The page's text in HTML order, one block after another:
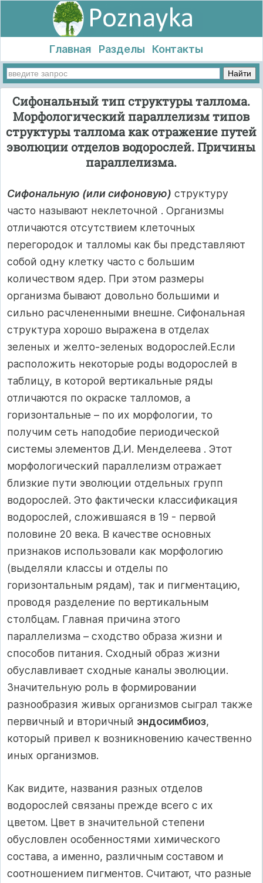
Главная Разделы Контакты
Сифональный тип структуры таллома.
Морфологический параллелизм типов
структуры таллома как отражение путей
эволюции отделов водорослей. Причины
параллелизма.
Сифональную (или сифоновую) структуру
часто называют неклеточной . Организмы
отличаются отсутствием клеточных
перегородок и талломы как бы представляют
собой одну клетку часто с большим
количеством ядер. При этом размеры
организма бывают довольно большими и
сильно расчлененными внешне. Сифональная
структура хорошо выражена в отделах
зеленых и желто-зеленых водорослей.Если
расположить некоторые роды водорослей в
таблицу, в которой вертикальные ряды
отличаются по окраске талломов, а
горизонтальные – по их морфологии, то
получим сеть наподобие периодической
системы элементов Д.И. Менделеева . Этот
морфологический параллелизм отражает
близкие пути эволюции отдельных групп
водорослей. Это фактически классификация
водорослей, сложившаяся в 19 - первой
половине 20 века. В качестве основных
признаков использовали как морфологию
(выделяли классы и отделы по
горизонтальным рядам), так и пигментацию,
проводя разделение по вертикальным
столбцам. Главная причина этого
параллелизма – сходство образа жизни и
способов питания. Сходный образ жизни
обуславливает сходные каналы эволюции.
Значительную роль в формировании
разнообразия живых организмов сыграл также
первичный и вторичный эндосимбиоз,
который привел к возникновению качественно
иных организмов.
Как видите, названия разных отделов
водорослей связаны прежде всего с их
цветом. Цвет в значительной степени
обусловлен особенностями химического
состава, а именно, различным составом и
соотношением пигментов. Считают, что разные